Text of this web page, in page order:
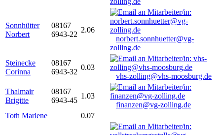
Sonnhütter
Norbert
08167
6943-22
2.06
norbert.sonnhuetter@vg-
zolling.de
Steinecke
Corinna
08167
6943-32
0.03
vhs-zolling@vhs-moosburg.de
Thalmair
Brigitte
08167
6943-45
1.03
finanzen@vg-zolling.de
Toth Marlene
0.07